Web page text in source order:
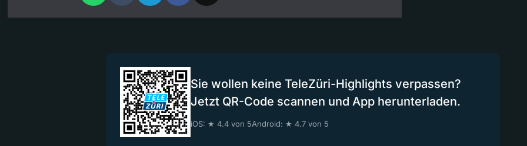
Sie wollen keine TeleZüri-Highlights verpassen?
Jetzt QR-Code scannen und App herunterladen.
iOS: ★ 4.4 von 5Android: ★ 4.7 von 5